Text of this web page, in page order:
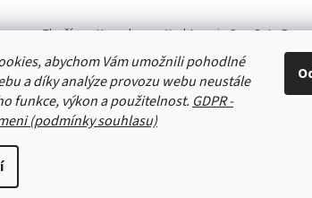
abychom Vám umožnili pohodlné
a díky analýze provozu webu neustále
funkce, výkon a použitelnost. GDPR -
(podmínky souhlasu)
Zboží.cz Heureka.cz Yachtmeni ComGate